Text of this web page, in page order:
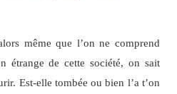
même que l’on ne comprend
étrange de cette société, on sait
Est-elle tombée ou bien l’a t’on